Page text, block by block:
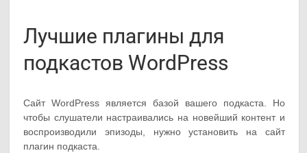
Лучшие плагины для
подкастов WordPress
Сайт WordPress является базой вашего подкаста. Но
чтобы слушатели настраивались на новейший контент и
воспроизводили эпизоды, нужно установить на сайт
плагин подкаста.